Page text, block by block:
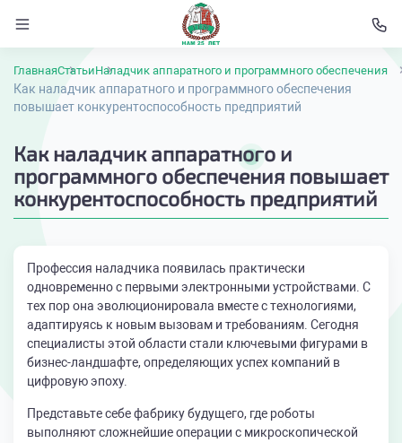
ГлавнаяСтатьиНаладчик аппаратного и программного обеспечения
Как наладчик аппаратного и программного обеспечения
повышает конкурентоспособность предприятий
Как наладчик аппаратного и
программного обеспечения повышает
конкурентоспособность предприятий
Профессия наладчика появилась практически
одновременно с первыми электронными устройствами. С
тех пор она эволюционировала вместе с технологиями,
адаптируясь к новым вызовам и требованиям. Сегодня
специалисты этой области стали ключевыми фигурами в
бизнес-ландшафте, определяющих успех компаний в
цифровую эпоху.
Представьте себе фабрику будущего, где роботы
выполняют сложнейшие операции с микроскопической